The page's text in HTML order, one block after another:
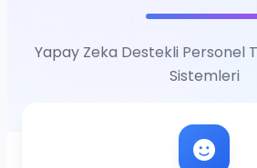
Yapay Zeka Destekli Personel
Sistemleri